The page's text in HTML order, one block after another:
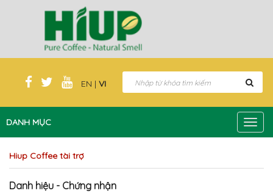
EN | VI
DANH MỤC
Hiup Coffee tài trợ
Danh hiệu - Chứng nhận